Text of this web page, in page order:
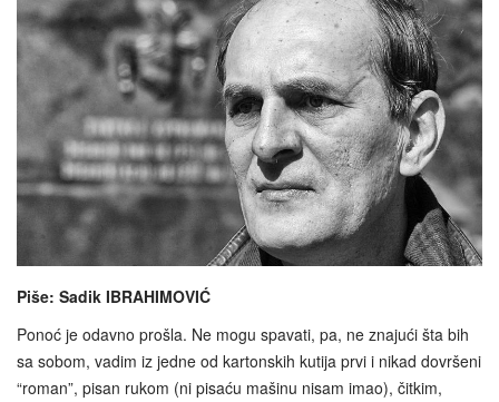
Piše: Sadik IBRAHIMOVIĆ
Ponoć je odavno prošla. Ne mogu spavati, pa, ne znajući šta bih
sa sobom, vadim iz jedne od kartonskih kutija prvi i nikad dovršeni
“roman”, pisan rukom (ni pisaću mašinu nisam imao), čitkim,